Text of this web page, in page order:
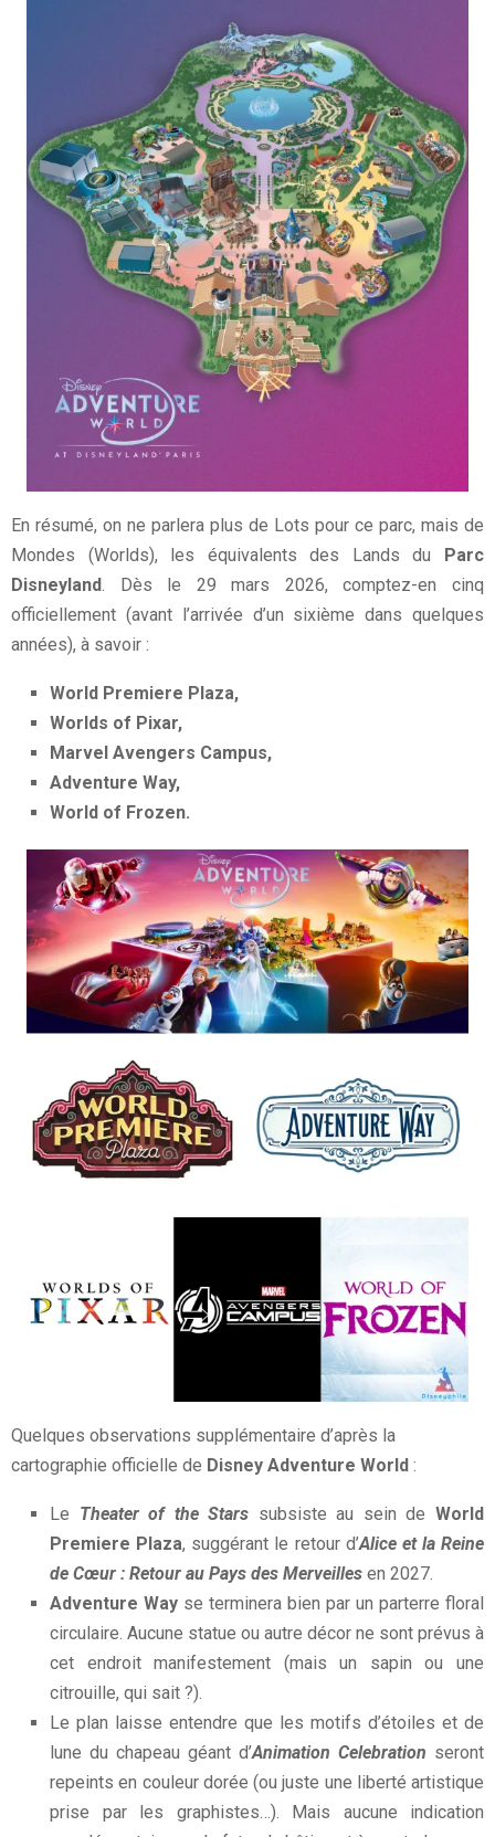
En résumé, on ne parlera plus de Lots pour ce parc, mais de
Mondes (Worlds), les équivalents des Lands du Parc
Disneyland. Dès le 29 mars 2026, comptez-en cinq
officiellement (avant l’arrivée d’un sixième dans quelques
années), à savoir :
World Premiere Plaza,
Worlds of Pixar,
Marvel Avengers Campus,
Adventure Way,
World of Frozen.
Quelques observations supplémentaire d’après la
cartographie officielle de Disney Adventure World :
Le Theater of the Stars subsiste au sein deWorld
Premiere Plaza, suggérant le retour d’Alice et la Reine
de Cœur : Retour au Pays des Merveilles en 2027.
Adventure Way se terminera bien par un parterre floral
circulaire. Aucune statue ou autre décor ne sont prévus à
cet endroit manifestement (mais un sapin ou une
citrouille, qui sait ?).
Le plan laisse entendre que les motifs d’étoiles et de
lune du chapeau géant d’Animation Celebration seront
repeints en couleur dorée (ou juste une liberté artistique
prise par les graphistes…). Mais aucune indication